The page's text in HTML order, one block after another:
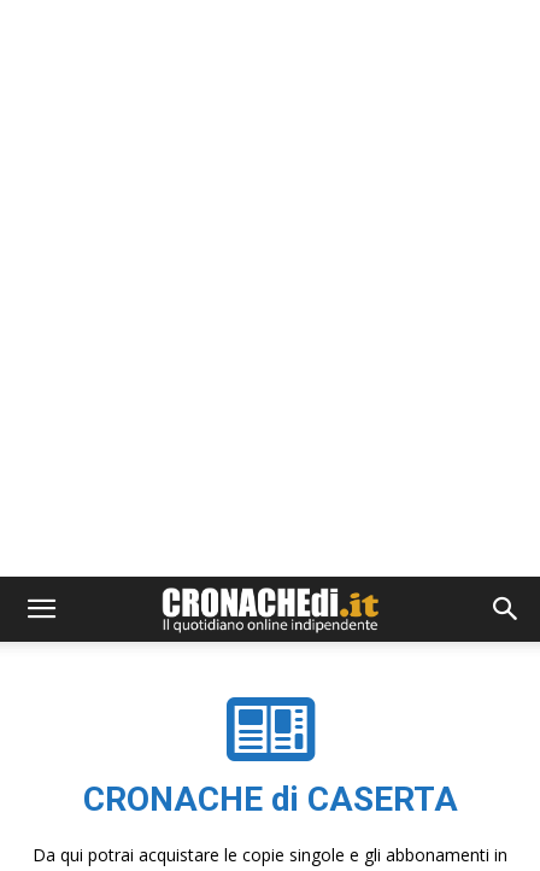
CRONACHE di CASERTA
Da qui potrai acquistare le copie singole e gli abbonamenti in